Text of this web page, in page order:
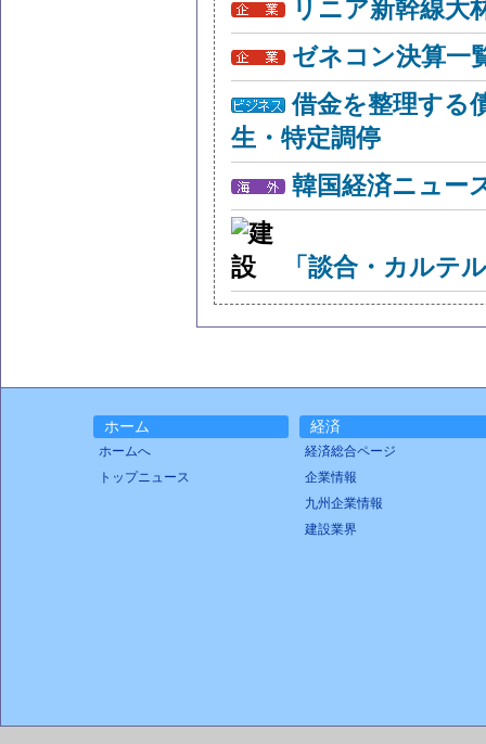
リニア新幹線大
ゼネコン決算一
借金を整理する
生・特定調停
韓国経済ニュー
「談合・カルテ
ホーム
ホームへ
トップニュース
経済
経済総合ページ
企業情報
九州企業情報
建設業界